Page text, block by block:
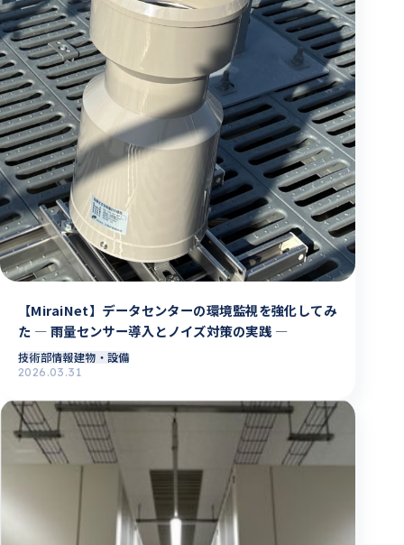
【MiraiNet】データセンターの環境監視を強化してみ
た ― 雨量センサー導入とノイズ対策の実践 ―
技術部情報建物・設備
2026.03.31